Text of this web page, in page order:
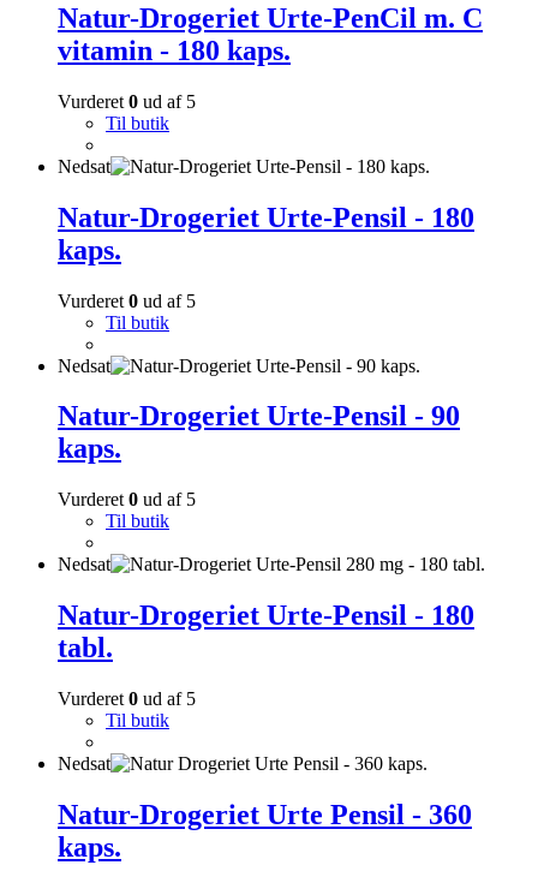
Natur-Drogeriet Urte-PenCil m. C
vitamin - 180 kaps.
Vurderet 0 ud af 5
Til butik
Nedsat
Natur-Drogeriet Urte-Pensil - 180
kaps.
Vurderet 0 ud af 5
Til butik
Nedsat
Natur-Drogeriet Urte-Pensil - 90
kaps.
Vurderet 0 ud af 5
Til butik
Nedsat
Natur-Drogeriet Urte-Pensil - 180
tabl.
Vurderet 0 ud af 5
Til butik
Nedsat
Natur-Drogeriet Urte Pensil - 360
kaps.